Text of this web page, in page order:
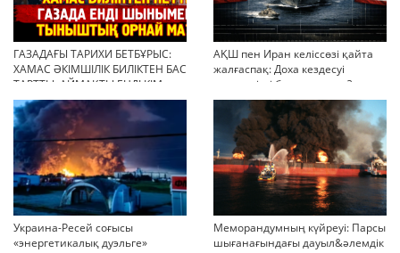
ГАЗАДАҒЫ ТАРИХИ БЕТБҰРЫС:
ХАМАС ӘКІМШІЛІК БИЛІКТЕН БАС
ТАРТТЫ. АЙМАҚТЫ ЕНДІ КІМ
БАСҚАРАДЫ?
АҚШ пен Иран келіссөзі қайта
жалғаспақ: Доха кездесуі
шиеленісті бәсеңдете ме?
Украина-Ресей соғысы
«энергетикалық дуэльге»
Меморандумның күйреуі: Парсы
шығанағындағы дауыл&әлемдік